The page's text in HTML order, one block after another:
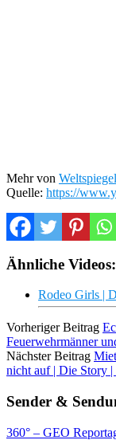
Mehr von Weltspiegel
Quelle: https://
Ähnliche Videos:
Rodeo Girls |
Vorheriger Beitrag
Feuerwehrmänner
Nächster Beitrag
nicht auf | Die Story
Sender &
360° – GEO